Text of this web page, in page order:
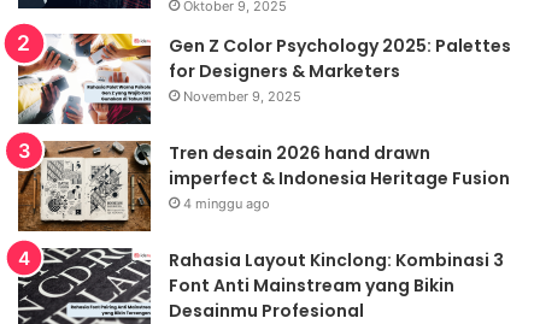
Oktober 9, 2025
Gen Z Color Psychology 2025: Palettes
for Designers & Marketers
November 9, 2025
Tren desain 2026 hand drawn
imperfect & Indonesia Heritage Fusion
4 minggu ago
Rahasia Layout Kinclong: Kombinasi 3
Font Anti Mainstream yang Bikin
Desainmu Profesional